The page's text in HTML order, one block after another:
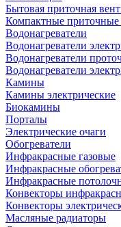
Бытовая приточная
Компактные приточные
Водонагреватели
Водонагреватели
Водонагреватели
Водонагреватели
Камины
Камины электрические
Биокамины
Порталы
Электрические очаги
Обогреватели
Инфракрасные газовые
Инфракрасные
Инфракрасные
Конвекторы
Конвекторы
Масляные радиаторы